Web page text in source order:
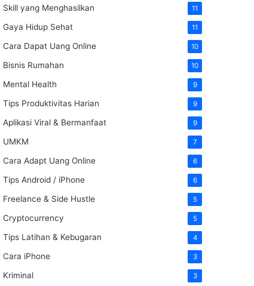
Skill yang Menghasilkan 11
Gaya Hidup Sehat 11
Cara Dapat Uang Online 10
Bisnis Rumahan 10
Mental Health 9
Tips Produktivitas Harian 9
Aplikasi Viral & Bermanfaat 9
UMKM 7
Cara Adapt Uang Online 6
Tips Android / iPhone 6
Freelance & Side Hustle 5
Cryptocurrency 5
Tips Latihan & Kebugaran 4
Cara iPhone 3
Kriminal 3